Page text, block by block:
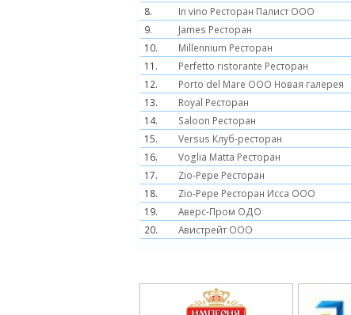
8.
In vino Ресторан Палист ООО
9.
James Ресторан
10.
Millennium Ресторан
11.
Perfetto ristorante Ресторан
12.
Porto del Mare ООО Новая галерея
13.
Royal Ресторан
14.
Saloon Ресторан
15.
Versus Клуб-ресторан
16.
Voglia Matta Ресторан
17.
Zio-Pepe Ресторан
18.
Zio-Pepe Ресторан Исса ООО
19.
Аверс-Пром ОДО
20.
Авистрейт ООО